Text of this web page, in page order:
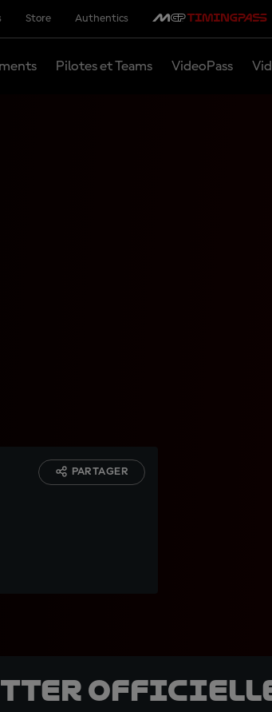
Store Authentics
Pilotes et Teams VideoPass
PARTAGER
officielle